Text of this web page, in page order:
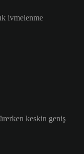
ivmelenme
keskin geniş